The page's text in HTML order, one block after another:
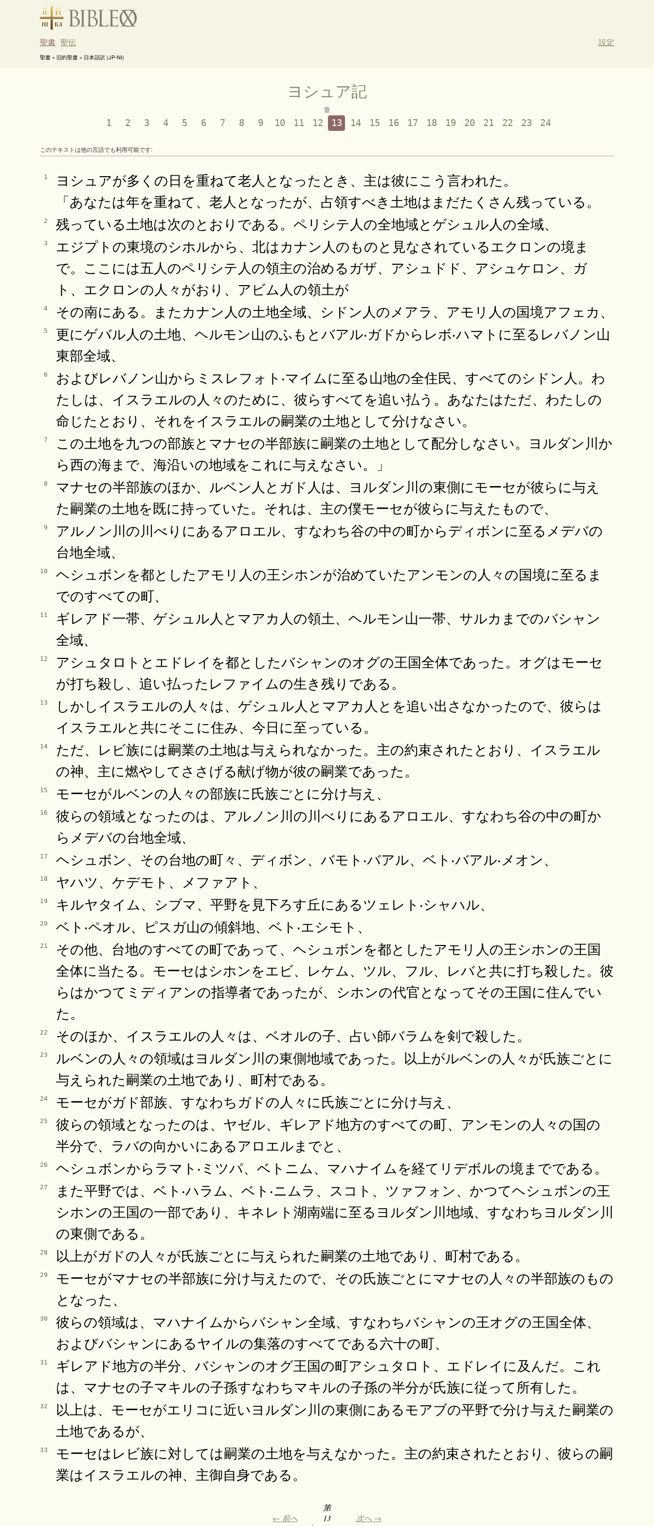
聖書 聖伝 設定
聖書 » 旧約聖書 » 日本語訳 (JP-NI)
ヨシュア記
章
1 2 3 4 5 6 7 8 9 10 11 12 13 14 15 16 17 18 19 20 21 22 23 24
このテキストは他の言語でも利用可能です:
1
ヨシュアが多くの日を重ねて老人となったとき、主は彼にこう言われた。
「あなたは年を重ねて、老人となったが、占領すべき土地はまだたくさん残っている。
2 残っている土地は次のとおりである。ペリシテ人の全地域とゲシュル人の全域、
3
エジプトの東境のシホルから、北はカナン人のものと見なされているエクロンの境ま
で。ここには五人のペリシテ人の領主の治めるガザ、アシュドド、アシュケロン、ガ
ト、エクロンの人々がおり、アビム人の領土が
4 その南にある。またカナン人の土地全域、シドン人のメアラ、アモリ人の国境アフェカ、
5
更にゲバル人の土地、ヘルモン山のふもとバアル‧ガドからレボ‧ハマトに至るレバノン山
東部全域、
6
およびレバノン山からミスレフォト‧マイムに至る山地の全住民、すべてのシドン人。わ
たしは、イスラエルの人々のために、彼らすべてを追い払う。あなたはただ、わたしの
命じたとおり、それをイスラエルの嗣業の土地として分けなさい。
7
この土地を九つの部族とマナセの半部族に嗣業の土地として配分しなさい。ヨルダン川か
ら西の海まで、海沿いの地域をこれに与えなさい。」
8
マナセの半部族のほか、ルベン人とガド人は、ヨルダン川の東側にモーセが彼らに与え
た嗣業の土地を既に持っていた。それは、主の僕モーセが彼らに与えたもので、
9
アルノン川の川べりにあるアロエル、すなわち谷の中の町からディボンに至るメデバの
台地全域、
10
ヘシュボンを都としたアモリ人の王シホンが治めていたアンモンの人々の国境に至るま
でのすべての町、
11
ギレアド一帯、ゲシュル人とマアカ人の領土、ヘルモン山一帯、サルカまでのバシャン
全域、
12
アシュタロトとエドレイを都としたバシャンのオグの王国全体であった。オグはモーセ
が打ち殺し、追い払ったレファイムの生き残りである。
13
しかしイスラエルの人々は、ゲシュル人とマアカ人とを追い出さなかったので、彼らは
イスラエルと共にそこに住み、今日に至っている。
14
ただ、レビ族には嗣業の土地は与えられなかった。主の約束されたとおり、イスラエル
の神、主に燃やしてささげる献げ物が彼の嗣業であった。
15 モーセがルベンの人々の部族に氏族ごとに分け与え、
16
彼らの領域となったのは、アルノン川の川べりにあるアロエル、すなわち谷の中の町か
らメデバの台地全域、
17 ヘシュボン、その台地の町々、ディボン、バモト‧バアル、ベト‧バアル‧メオン、
18 ヤハツ、ケデモト、メファアト、
19 キルヤタイム、シブマ、平野を見下ろす丘にあるツェレト‧シャハル、
20 ベト‧ペオル、ピスガ山の傾斜地、ベト‧エシモト、
21
その他、台地のすべての町であって、ヘシュボンを都としたアモリ人の王シホンの王国
全体に当たる。モーセはシホンをエビ、レケム、ツル、フル、レバと共に打ち殺した。彼
らはかつてミディアンの指導者であったが、シホンの代官となってその王国に住んでい
た。
22 そのほか、イスラエルの人々は、ベオルの子、占い師バラムを剣で殺した。
23
ルベンの人々の領域はヨルダン川の東側地域であった。以上がルベンの人々が氏族ごとに
与えられた嗣業の土地であり、町村である。
24 モーセがガド部族、すなわちガドの人々に氏族ごとに分け与え、
25
彼らの領域となったのは、ヤゼル、ギレアド地方のすべての町、アンモンの人々の国の
半分で、ラバの向かいにあるアロエルまでと、
26 ヘシュボンからラマト‧ミツパ、ベトニム、マハナイムを経てリデボルの境までである。
27
また平野では、ベト‧ハラム、ベト‧ニムラ、スコト、ツァフォン、かつてヘシュボンの王
シホンの王国の一部であり、キネレト湖南端に至るヨルダン川地域、すなわちヨルダン川
の東側である。
28 以上がガドの人々が氏族ごとに与えられた嗣業の土地であり、町村である。
29
モーセがマナセの半部族に分け与えたので、その氏族ごとにマナセの人々の半部族のもの
となった、
30
彼らの領域は、マハナイムからバシャン全域、すなわちバシャンの王オグの王国全体、
およびバシャンにあるヤイルの集落のすべてである六十の町、
31
ギレアド地方の半分、バシャンのオグ王国の町アシュタロト、エドレイに及んだ。これ
は、マナセの子マキルの子孫すなわちマキルの子孫の半分が氏族に従って所有した。
32
以上は、モーセがエリコに近いヨルダン川の東側にあるモアブの平野で分け与えた嗣業の
土地であるが、
33
モーセはレビ族に対しては嗣業の土地を与えなかった。主の約束されたとおり、彼らの嗣
業はイスラエルの神、主御自身である。
← 前へ
第
13
次へ →